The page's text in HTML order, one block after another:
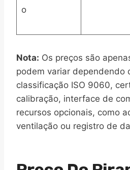
o
Nota: Os preços são
podem variar dependendo
classificação ISO 9060,
calibração, interface de
recursos opcionais, como
ventilação ou registro de